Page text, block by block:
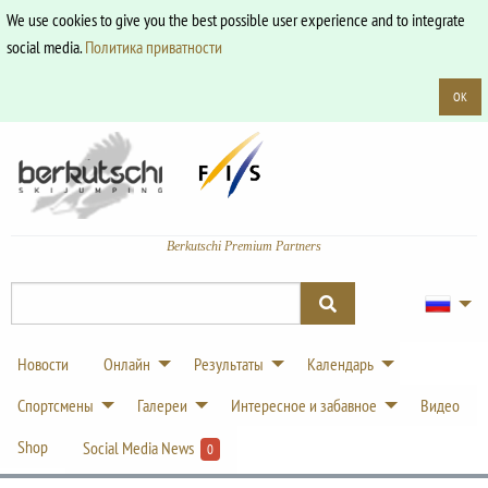
We use cookies to give you the best possible user experience and to integrate
social media.Политика приватности
OK
Berkutschi Premium Partners
Новости Онлайн Результаты
Календарь
Спортсмены
Галереи Интересное и забавное
Видео
Shop
Social Media News 0